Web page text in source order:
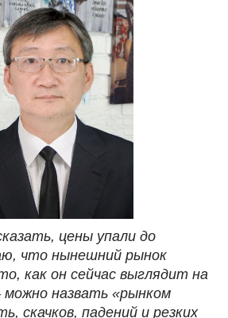
цены упали до
что нынешний рынок
как он сейчас выглядит на
назвать «рынком
скачков, падений и резких